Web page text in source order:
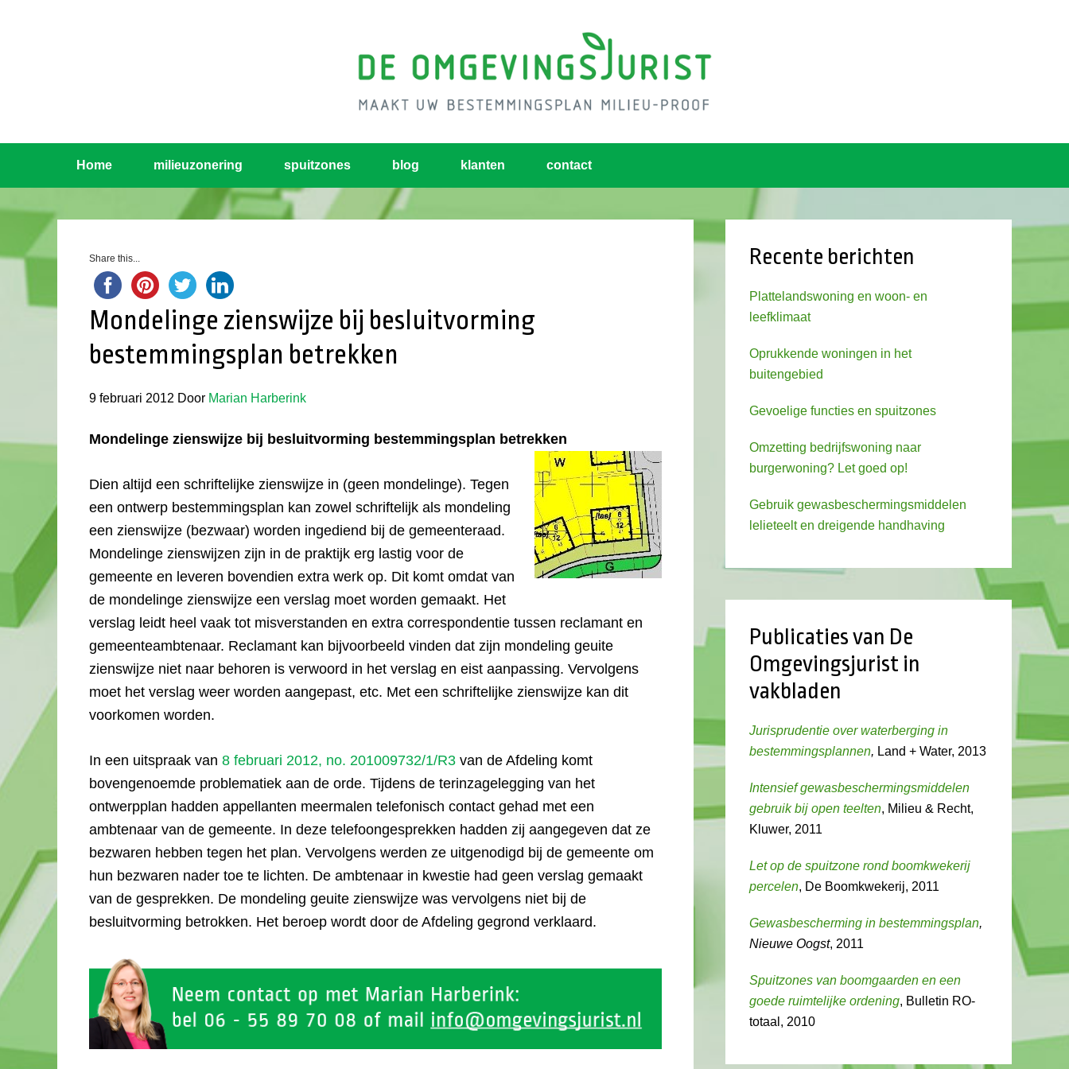
Home milieuzonering spuitzones blog klanten contact
Share this...
Mondelinge zienswijze bij besluitvorming
bestemmingsplan betrekken
9 februari 2012 Door Marian Harberink
Mondelinge zienswijze bij besluitvorming bestemmingsplan betrekken
Dien altijd een schriftelijke zienswijze in (geen mondelinge). Tegen
een ontwerp bestemmingsplan kan zowel schriftelijk als mondeling
een zienswijze (bezwaar) worden ingediend bij de gemeenteraad.
Mondelinge zienswijzen zijn in de praktijk erg lastig voor de
gemeente en leveren bovendien extra werk op. Dit komt omdat van
de mondelinge zienswijze een verslag moet worden gemaakt. Het
verslag leidt heel vaak tot misverstanden en extra correspondentie tussen reclamant en
gemeenteambtenaar. Reclamant kan bijvoorbeeld vinden dat zijn mondeling geuite
zienswijze niet naar behoren is verwoord in het verslag en eist aanpassing. Vervolgens
moet het verslag weer worden aangepast, etc. Met een schriftelijke zienswijze kan dit
voorkomen worden.
In een uitspraak van 8 februari 2012, no. 201009732/1/R3 van de Afdeling komt
bovengenoemde problematiek aan de orde. Tijdens de terinzagelegging van het
ontwerpplan hadden appellanten meermalen telefonisch contact gehad met een
ambtenaar van de gemeente. In deze telefoongesprekken hadden zij aangegeven dat ze
bezwaren hebben tegen het plan. Vervolgens werden ze uitgenodigd bij de gemeente om
hun bezwaren nader toe te lichten. De ambtenaar in kwestie had geen verslag gemaakt
van de gesprekken. De mondeling geuite zienswijze was vervolgens niet bij de
besluitvorming betrokken. Het beroep wordt door de Afdeling gegrond verklaard.
Recente berichten
Plattelandswoning en woon- en
leefklimaat
Oprukkende woningen in het
buitengebied
Gevoelige functies en spuitzones
Omzetting bedrijfswoning naar
burgerwoning? Let goed op!
Gebruik gewasbeschermingsmiddelen
lelieteelt en dreigende handhaving
Publicaties van De
Omgevingsjurist in
vakbladen
Jurisprudentie over waterberging in
bestemmingsplannen, Land + Water, 2013
Intensief gewasbeschermingsmiddelen
gebruik bij open teelten, Milieu & Recht,
Kluwer, 2011
Let op de spuitzone rond boomkwekerij
percelen, De Boomkwekerij, 2011
Gewasbescherming in bestemmingsplan,
Nieuwe Oogst, 2011
Spuitzones van boomgaarden en een
goede ruimtelijke ordening, Bulletin RO-
totaal, 2010